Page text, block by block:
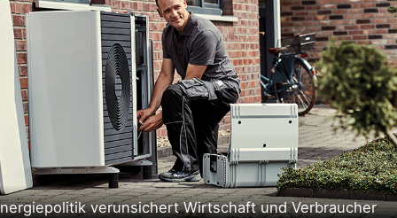
verunsichert Wirtschaft und Verbraucher